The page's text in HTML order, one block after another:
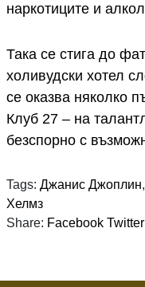
наркотиците и
Така се стига до
холивудски хотел
се оказва няколко
Клуб 27 – на
безспорно с
Tags: Джанис Джоплин,
Хелмз
Share: Facebook Twitter